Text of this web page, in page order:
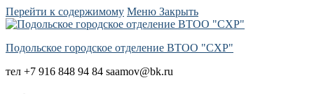
Перейти к содержимому Меню Закрыть
Подольское городское отделение ВТОО "СХР"
тел +7 916 848 94 84 saamov@bk.ru